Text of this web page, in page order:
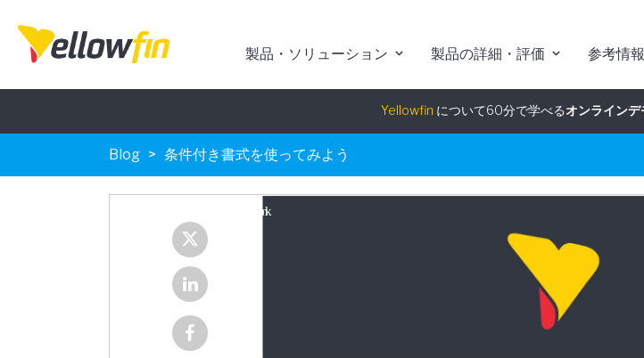
製品・ソリューション 製品の詳細・評価 参考情報
Blog 条件付き書式を使ってみよう